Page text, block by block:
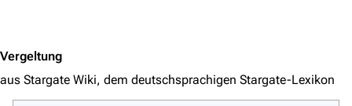
Vergeltung
aus Stargate Wiki, dem deutschsprachigen Stargate-Lexikon